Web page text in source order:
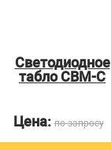
Светодиодное
табло СВМ-С
Цена:по запросу